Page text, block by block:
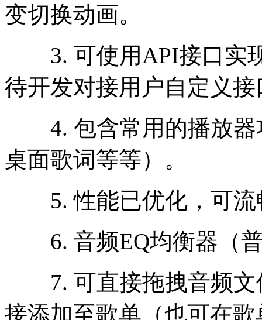
变切换动画。
3. 可使用API接口实
待开发对接用户自定义接
4. 包含常用的播放器
桌面歌词等等）。
5. 性能已优化，可流
6. 音频EQ均衡器（
7. 可直接拖拽音频文
接添加至歌单（也可在